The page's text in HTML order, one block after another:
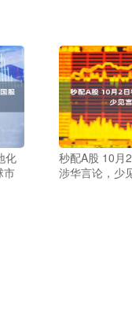
化
市
秒配A股 10月
涉华言论，少